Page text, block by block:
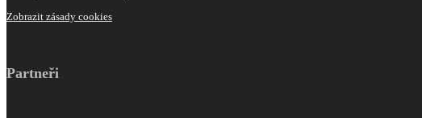
Zobrazit zásady cookies
Partneři